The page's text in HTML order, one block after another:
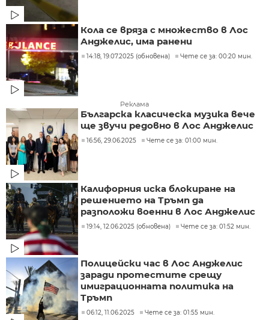
Кола се вряза с множество в Лос
Анджелис, има ранени
14:18, 19.07.2025 (обновена) Чете се за: 00:20 мин.
Реклама
Българска класическа музика вече
ще звучи редовно в Лос Анджелис
16:56, 29.06.2025 Чете се за: 01:00 мин.
Калифорния иска блокиране на
решението на Тръмп да
разположи военни в Лос Анджелис
19:14, 12.06.2025 (обновена) Чете се за: 01:52 мин.
Полицейски час в Лос Анджелис
заради протестите срещу
имиграционната политика на
Тръмп
06:12, 11.06.2025 Чете се за: 01:55 мин.